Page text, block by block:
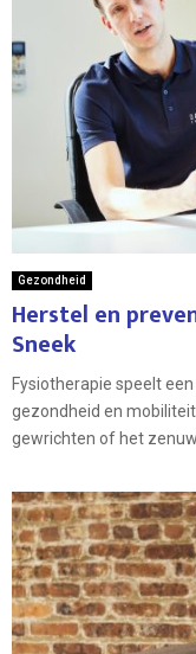
Gezondheid
Herstel en
Sneek
Fysiotherapie speelt
gezondheid en
gewrichten of het